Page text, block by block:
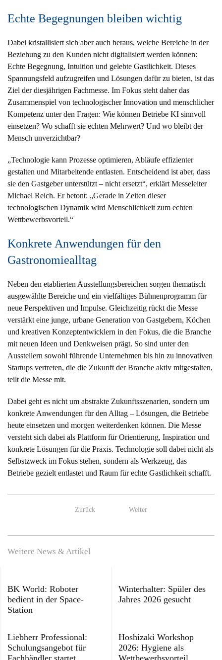
Echte Begegnungen bleiben wichtig
Dabei kristallisiert sich aber auch heraus, welche Bereiche in der
Beziehung zu den Kunden nicht digitalisiert werden können:
Echte Begegnung, Intuition und gelebte Gastlichkeit. Dieses
Spannungsfeld aufzugreifen und Lösungen dafür zu bieten, ist das
Ziel der diesjährigen Fachmesse. Im Fokus steht daher das
Zusammenspiel von technologischer Innovation und menschlicher
Kompetenz unter den Fragen: Wie können Betriebe KI sinnvoll
einsetzen? Wo schafft sie echten Mehrwert? Und wo bleibt der
Mensch unverzichtbar?
„Technologie kann Prozesse optimieren, Abläufe effizienter
gestalten und Mitarbeitende entlasten. Entscheidend ist aber, dass
sie den Gastgeber unterstützt – nicht ersetzt“, erklärt Messeleiter
Michael Reich. Er betont: „Gerade in Zeiten dieser
technologischen Dynamik wird Menschlichkeit zum echten
Wettbewerbsvorteil.“
Konkrete Anwendungen für den
Gastronomiealltag
Neben den etablierten Ausstellungsbereichen sorgen thematisch
ausgewählte Bereiche und ein vielfältiges Bühnenprogramm für
neue Perspektiven und Impulse. Gleichzeitig rückt die Messe
verstärkt eine junge, urbane Generation von Gastgebern, Köchen
und kreativen Konzeptentwicklern in den Fokus, die die Branche
mit neuen Ideen und Denkweisen prägt. So sind unter den
Ausstellern sowohl führende Unternehmen bis hin zu innovativen
Startups vertreten, die die Zukunft der Branche aktiv mitgestalten,
teilt die Messe mit.
Dabei geht es nicht um abstrakte Zukunftsszenarien, sondern um
konkrete Anwendungen für den Alltag – Lösungen, die Betriebe
heute einsetzen und morgen weiterdenken können. Die Messe
versteht sich dabei als Plattform für Orientierung, Inspiration und
konkrete Lösungen für die Praxis. Technologie soll dabei nicht als
Selbstzweck im Fokus stehen, sondern als Werkzeug, das
Betriebe gezielt entlastet und Raum für echte Gastlichkeit schafft.
Zurück Weiter
Weitere News & Artikel
BK World: Roboter
bedient in der Space-
Station
Winterhalter: Spüler des
Jahres 2026 gesucht
Liebherr Professional:
Schulungsangebot für
Fachhändler startet
Hoshizaki Workshop
2026: Hygiene als
Wettbewerbsvorteil